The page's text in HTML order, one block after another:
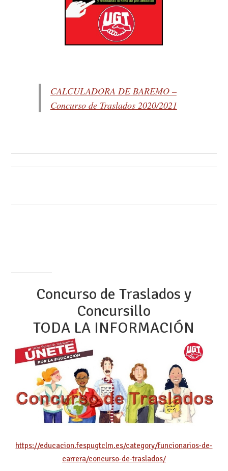
CALCULADORA DE BAREMO –
Concurso de Traslados 2020/2021
Concurso de Traslados y
Concursillo
TODA LA INFORMACIÓN
https://educacion.fespugtclm.es/category/funcionarios-de-
carrera/concurso-de-traslados/